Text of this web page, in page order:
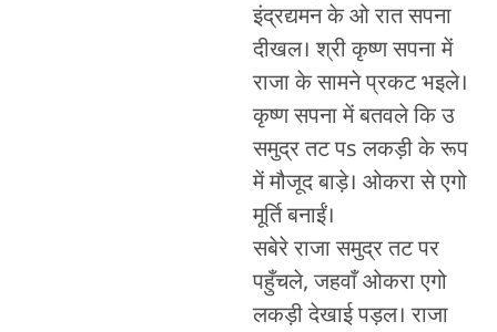
इंद्रद्यमन के ओ रात सपना
दीखल। श्री कृष्ण सपना में
राजा के सामने प्रकट भइले।
कृष्ण सपना में बतवले कि उ
समुद्र तट पs लकड़ी के रूप
में मौजूद बाड़े। ओकरा से एगो
मूर्ति बनाईं।
सबेरे राजा समुद्र तट पर
पहुँचले, जहवाँ ओकरा एगो
लकड़ी देखाई पड़ल। राजा